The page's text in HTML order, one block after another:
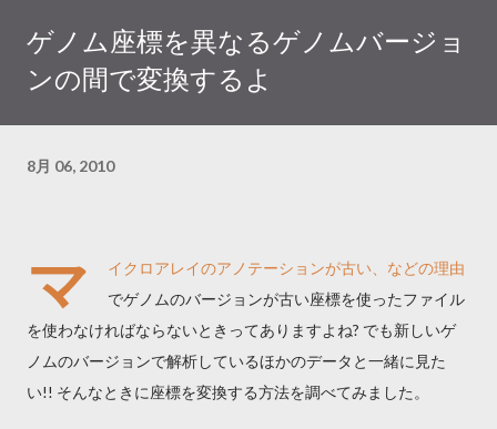
ゲノム座標を異なるゲノムバージョ
ンの間で変換するよ
8月 06, 2010
マ
イクロアレイのアノテーションが古い、などの理由
でゲノムのバージョンが古い座標を使ったファイル
を使わなければならないときってありますよね? でも新しいゲ
ノムのバージョンで解析しているほかのデータと一緒に見た
い!! そんなときに座標を変換する方法を調べてみました。